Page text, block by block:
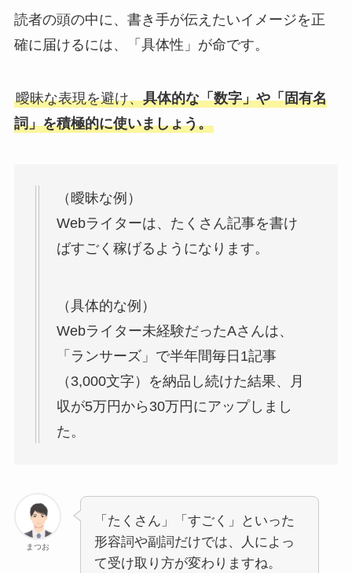
読者の頭の中に、書き手が伝えたいイメージを正
確に届けるには、「具体性」が命です。
曖昧な表現を避け、具体的な「数字」や「固有名
詞」を積極的に使いましょう。
（曖昧な例）
Webライターは、たくさん記事を書け
ばすごく稼げるようになります。
（具体的な例）
Webライター未経験だったAさんは、
「ランサーズ」で半年間毎日1記事
（3,000文字）を納品し続けた結果、月
収が5万円から30万円にアップしまし
た。
まつお
「たくさん」「すごく」といった
形容詞や副詞だけでは、人によっ
て受け取り方が変わりますね。